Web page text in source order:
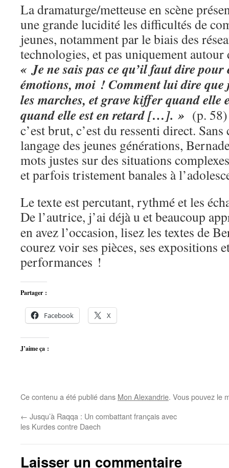
La dramaturge/metteuse en scène
une grande lucidité les difficultés de
jeunes, notamment par le biais des
technologies, et pas uniquement autour
« Je ne sais pas ce qu’il faut dire pour
émotions, moi ! Comment lui dire que
les marches, et grave kiffer quand elle
quand elle est en retard […]. » (p.
c’est brut, c’est du ressenti direct.
langage des jeunes générations,
mots justes sur des situations
et parfois tristement banales à
Le texte est percutant, rythmé et les
De l’autrice, j’ai déjà u et beaucoup
en avez l’occasion, lisez les textes de
courez voir ses pièces, ses expositions
performances !
Partager :
Facebook X
J’aime ça :
Ce contenu a été publié dans Mon Alexandrie. Vous pouvez le
← Jusqu’à Raqqa : Un combattant français avec
les Kurdes contre Daech
Laisser un commentaire